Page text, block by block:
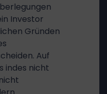
Investor
Gründen
Auf
indes nicht